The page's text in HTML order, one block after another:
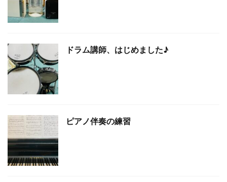
ドラム講師、はじめました♪
ピアノ伴奏の練習